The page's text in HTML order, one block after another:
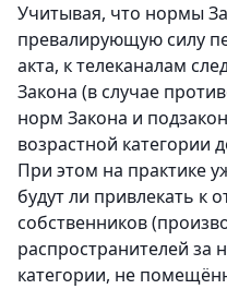
Учитывая, что нормы
превалирующую силу
акта, к телеканалам
Закона (в случае
норм Закона и
возрастной
При этом на практике
будут ли привлекать к
собственников
распространителей за
категории, не